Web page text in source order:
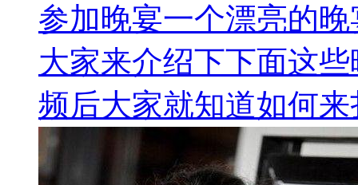
参加晚宴一个漂亮的
大家来介绍下下面这
频后大家就知道如何